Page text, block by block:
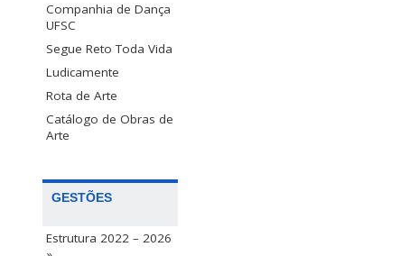
Companhia de Dança
UFSC
Segue Reto Toda Vida
Ludicamente
Rota de Arte
Catálogo de Obras de
Arte
GESTÕES
Estrutura 2022 – 2026